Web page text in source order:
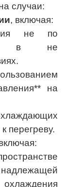
случаи:
, включая:
не по
в не
на
перегреву.